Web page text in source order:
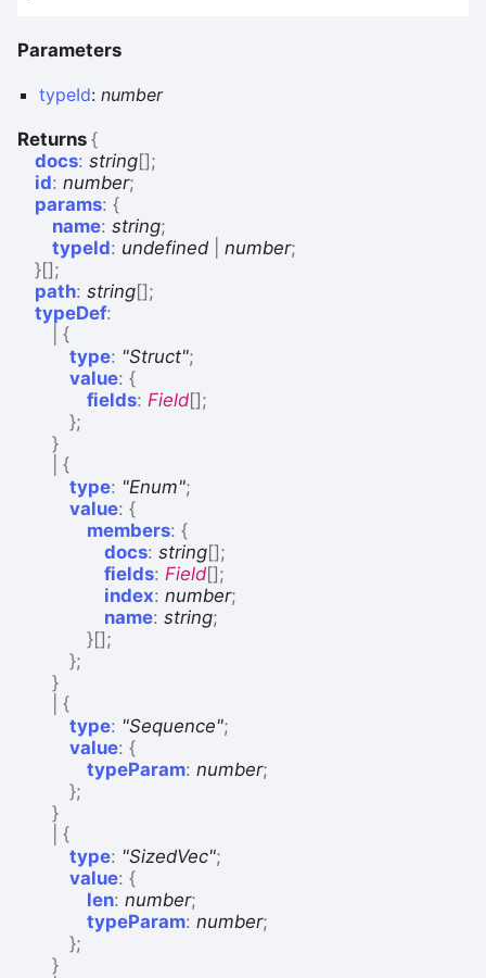
Parameters
typeId: number
Returns {
docs: string[];
id: number;
params: {
name: string;
typeId: undefined number;
}[];
path: string[];
typeDef:
{
type: "Struct";
value: {
fields: Field[];
};
}
{
type: "Enum";
value: {
members: {
docs: string[];
fields: Field[];
index: number;
name: string;
}[];
};
}
{
type: "Sequence";
value: {
typeParam: number;
};
}
{
type: "SizedVec";
value: {
len: number;
typeParam: number;
};
}